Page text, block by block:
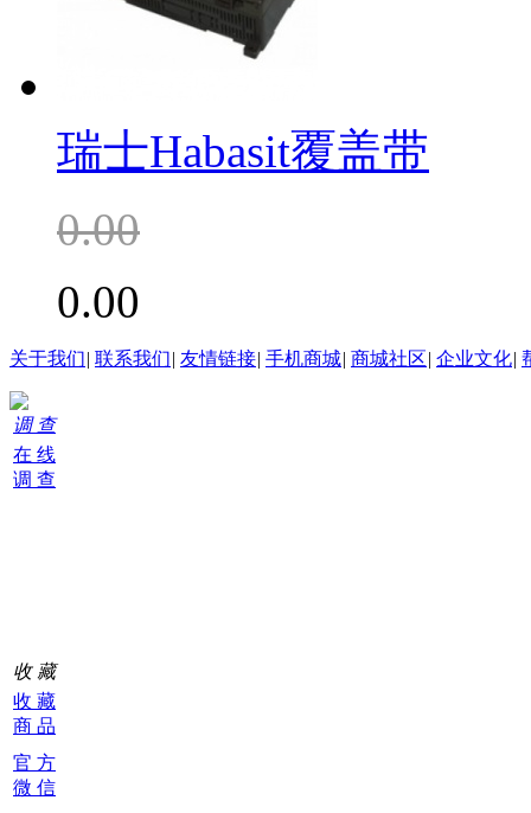
瑞士Habasit覆盖带
0.00
0.00
关于我们| 联系我们| 友情链接| 手机商城| 商城社区| 企业文化|
调 查
在 线
调 查
收 藏
收 藏
商 品
官 方
微 信